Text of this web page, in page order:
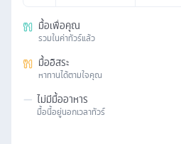
มื้อเพื่อคุณ
รวมในค่าทัวร์แล้ว
มื้ออิสระ
หาทานได้ตามใจคุณ
— ไม่มีมื้ออาหาร
มื้อนี้อยู่นอกเวลาทัวร์